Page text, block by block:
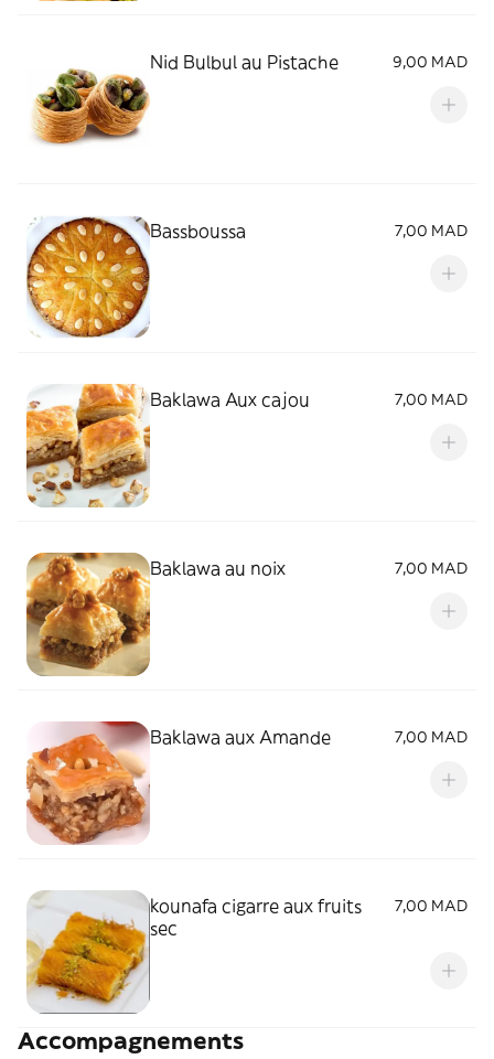
Nid Bulbul au Pistache 9,00 MAD
Bassboussa 7,00 MAD
Baklawa Aux cajou 7,00 MAD
Baklawa au noix 7,00 MAD
Baklawa aux Amande 7,00 MAD
kounafa cigarre aux fruits
sec
7,00 MAD
Accompagnements